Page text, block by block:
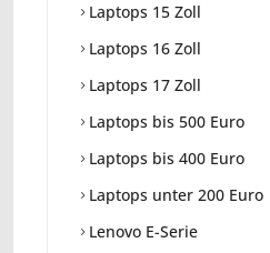
Laptops 15 Zoll
Laptops 16 Zoll
Laptops 17 Zoll
Laptops bis 500 Euro
Laptops bis 400 Euro
Laptops unter 200 Euro
Lenovo E-Serie